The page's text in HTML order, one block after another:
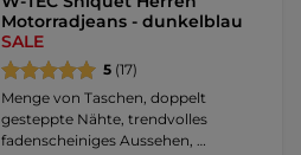
Motorradjeans - dunkelblau
SALE
5 (17)
Menge von Taschen, doppelt
gesteppte Nähte, trendvolles
fadenscheiniges Aussehen, …